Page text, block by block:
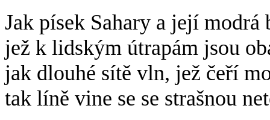
Jak písek Sahary a její modrá
jež k lidským útrapám jsou
jak dlouhé sítě vln, jež čeří
tak líně vine se se strašnou